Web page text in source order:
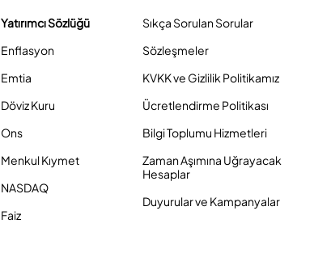
Yatırımcı Sözlüğü
Enflasyon
Emtia
Döviz Kuru
Ons
Menkul Kıymet
NASDAQ
Faiz
Sıkça Sorulan Sorular
Sözleşmeler
KVKK ve Gizlilik Politikamız
Ücretlendirme Politikası
Bilgi Toplumu Hizmetleri
Zaman Aşımına Uğrayacak
Hesaplar
Duyurular ve Kampanyalar